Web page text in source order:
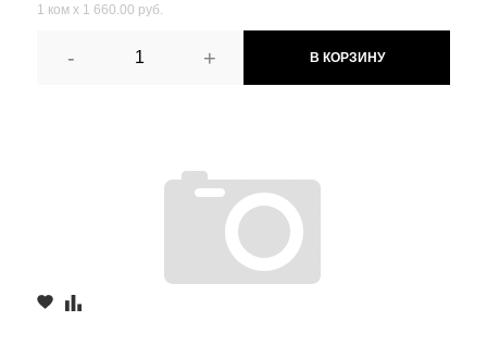
1 ком х 1 660.00 руб.
- + В КОРЗИНУ